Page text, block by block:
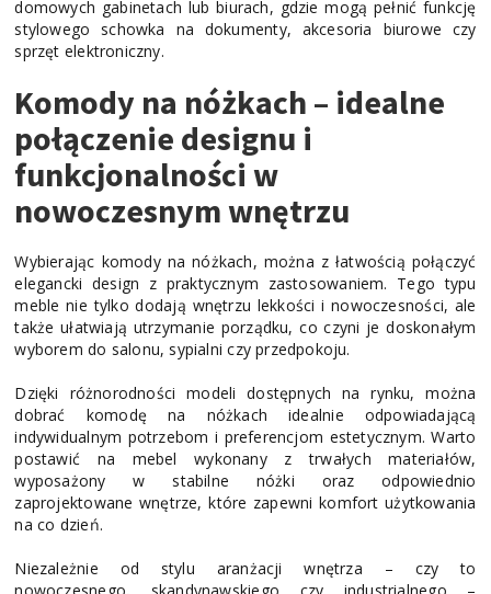
domowych gabinetach lub biurach, gdzie mogą pełnić funkcję
stylowego schowka na dokumenty, akcesoria biurowe czy
sprzęt elektroniczny.
Komody na nóżkach – idealne
połączenie designu i
funkcjonalności w
nowoczesnym wnętrzu
Wybierając komody na nóżkach, można z łatwością połączyć
elegancki design z praktycznym zastosowaniem. Tego typu
meble nie tylko dodają wnętrzu lekkości i nowoczesności, ale
także ułatwiają utrzymanie porządku, co czyni je doskonałym
wyborem do salonu, sypialni czy przedpokoju.
Dzięki różnorodności modeli dostępnych na rynku, można
dobrać komodę na nóżkach idealnie odpowiadającą
indywidualnym potrzebom i preferencjom estetycznym. Warto
postawić na mebel wykonany z trwałych materiałów,
wyposażony w stabilne nóżki oraz odpowiednio
zaprojektowane wnętrze, które zapewni komfort użytkowania
na co dzień.
Niezależnie od stylu aranżacji wnętrza – czy to